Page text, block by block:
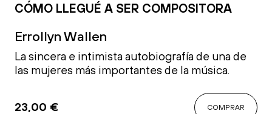
CÓMO LLEGUÉ A SER COMPOSITORA
Errollyn Wallen
La sincera e intimista autobiografía de una de
las mujeres más importantes de la música.
23,00 € COMPRAR